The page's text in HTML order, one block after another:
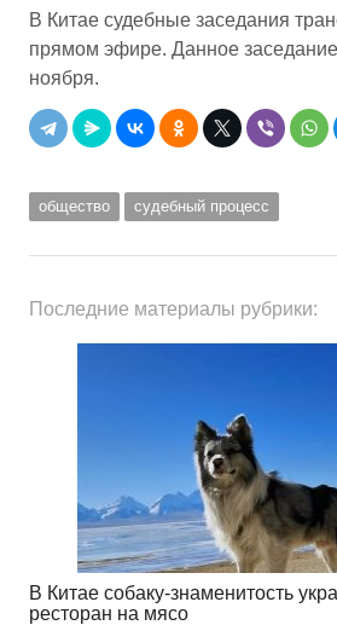
В Китае судебные заседания
прямом эфире. Данное
ноября.
общество судебный процесс
Последние материалы рубрики:
В Китае собаку-знаменитость
ресторан на мясо